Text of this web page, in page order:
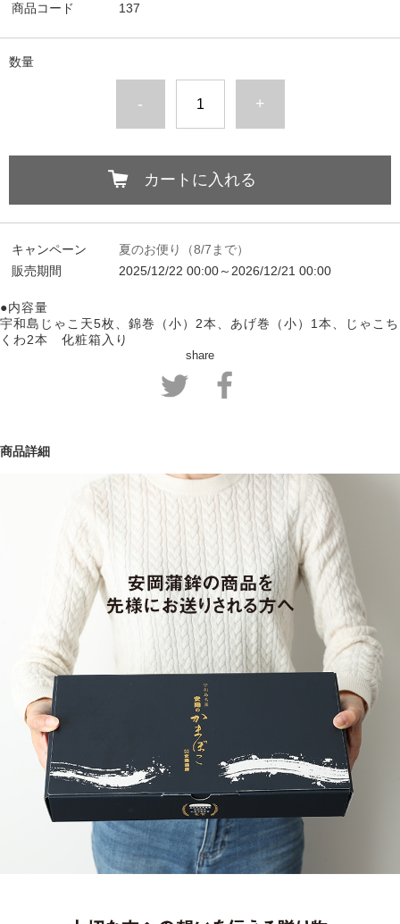
商品コード
137
数量
- +
カートに入れる
キャンペーン
夏のお便り（8/7まで）
販売期間
2025/12/22 00:00～2026/12/21 00:00
●内容量
宇和島じゃこ天5枚、錦巻（小）2本、あげ巻（小）1本、じゃこち
くわ2本 化粧箱入り
share
商品詳細